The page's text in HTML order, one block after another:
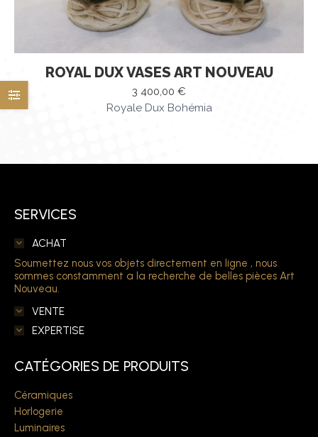
ROYAL DUX VASES ART NOUVEAU
3 400,00 €
Royale Dux Bohémia
SERVICES
ACHAT
Soumettez nous vos objets directement en ligne , nous
sommes constamment a la recherche de belles pièces Art
Nouveau.
VENTE
EXPERTISE
CATÉGORIES DE PRODUITS
Céramiques
Horlogerie
Luminaires